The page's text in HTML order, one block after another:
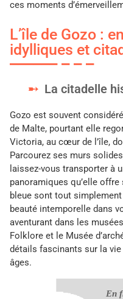
ces moments
L’île de Gozo :
idylliques et
La citadelle
Gozo est souvent
de Malte, pourtant elle
Victoria, au cœur de l’île,
Parcourez ses murs
laissez-vous transporter à
panoramiques qu’elle
bleue sont tout
beauté intemporelle dans
aventurant dans les
Folklore et le Musée
détails fascinants sur la
âges.
En